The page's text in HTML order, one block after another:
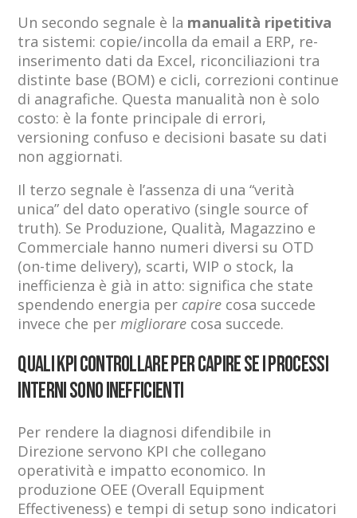
Un secondo segnale è la manualità ripetitiva
tra sistemi: copie/incolla da email a ERP, re-
inserimento dati da Excel, riconciliazioni tra
distinte base (BOM) e cicli, correzioni continue
di anagrafiche. Questa manualità non è solo
costo: è la fonte principale di errori,
versioning confuso e decisioni basate su dati
non aggiornati.
Il terzo segnale è l’assenza di una “verità
unica” del dato operativo (single source of
truth). Se Produzione, Qualità, Magazzino e
Commerciale hanno numeri diversi su OTD
(on-time delivery), scarti, WIP o stock, la
inefficienza è già in atto: significa che state
spendendo energia per capire cosa succede
invece che permigliorare cosa succede.
Quali KPI controllare per capire se i processi
interni sono inefficienti
Per rendere la diagnosi difendibile in
Direzione servono KPI che collegano
operatività e impatto economico. In
produzione OEE (Overall Equipment
Effectiveness) e tempi di setup sono indicatori